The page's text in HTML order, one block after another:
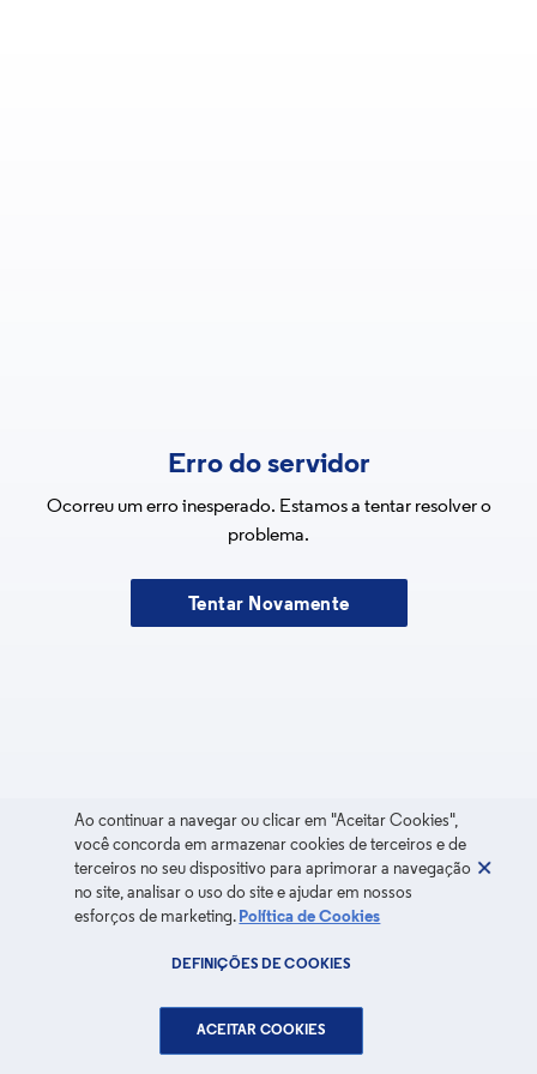
Erro do servidor
Ocorreu um erro inesperado. Estamos a tentar resolver o
problema.
Tentar Novamente
Ao continuar a navegar ou clicar em "Aceitar Cookies",
você concorda em armazenar cookies de terceiros e de
terceiros no seu dispositivo para aprimorar a navegação
no site, analisar o uso do site e ajudar em nossos
esforços de marketing. Política de Cookies
DEFINIÇÕES DE COOKIES
ACEITAR COOKIES